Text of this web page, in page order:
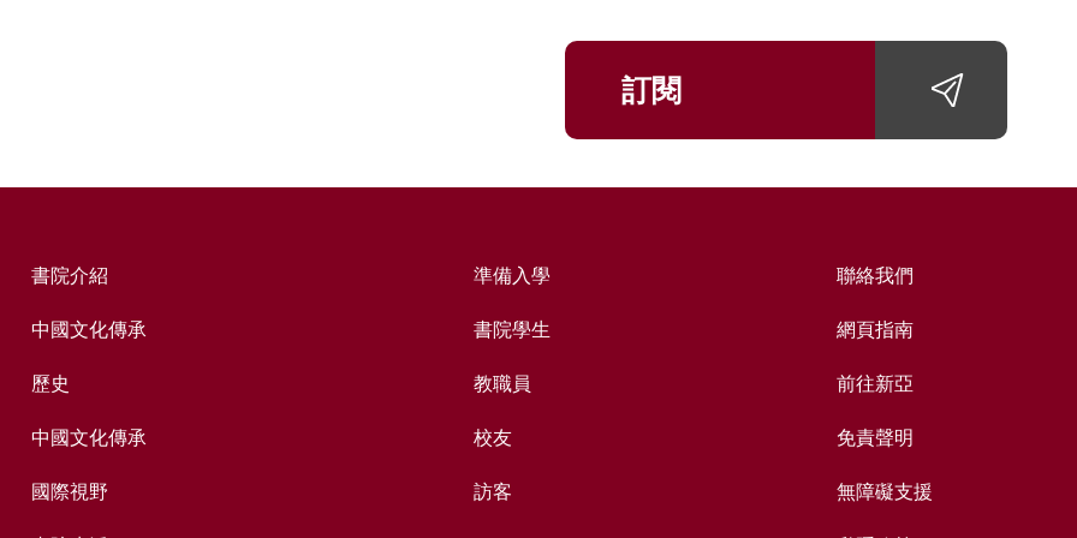
訂閱
書院介紹
中國文化傳承
歷史
中國文化傳承
國際視野
準備入學
書院學生
教職員
校友
訪客
聯絡我們
網頁指南
前往新亞
免責聲明
無障礙支援